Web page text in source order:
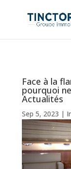
Face à la
pourquoi
Actualités
Sep 5, 2023 |